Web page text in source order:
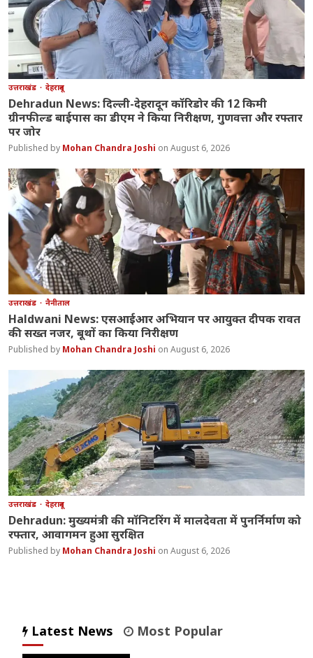
उत्तराखंड देहरादून
Dehradun News: दिल्ली-देहरादून कॉरिडोर की 12 किमी
ग्रीनफील्ड बाईपास का डीएम ने किया निरीक्षण, गुणवत्ता और रफ्तार
पर जोर
Mohan Chandra Joshi August 6, 2026
उत्तराखंड नैनीताल
Haldwani News: एसआईआर अभियान पर आयुक्त दीपक रावत
की सख्त नजर, बूथों का किया निरीक्षण
Mohan Chandra Joshi August 6, 2026
उत्तराखंड देहरादून
Dehradun: मुख्यमंत्री की मॉनिटरिंग में मालदेवता में पुनर्निर्माण को
रफ्तार, आवागमन हुआ सुरक्षित
Mohan Chandra Joshi August 6, 2026
Latest News Most Popular